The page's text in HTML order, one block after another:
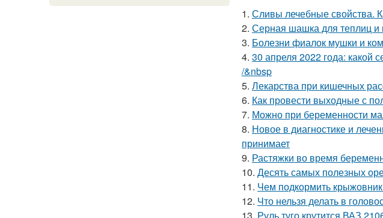
1. Сливы лечебные свойства.
2. Серная шашка для теплиц и
3. Болезни фиалок мушки и
4. 30 апреля 2022 года: какой
/&nbsp
5. Лекарства при кишечных
6. Как провести выходные с
7. Можно при беременности
8. Новое в диагностике и
принимает
9. Растяжки во время
10. Десять самых полезных
11. Чем подкормить
12. Что нельзя делать в